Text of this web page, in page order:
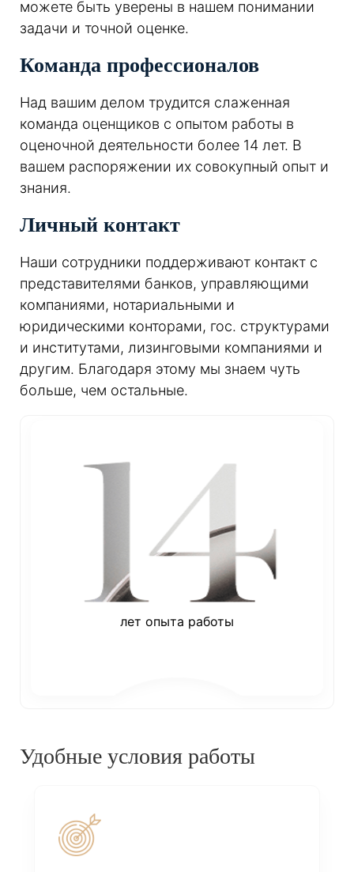
можете быть уверены в нашем понимании
задачи и точной оценке.
Команда профессионалов
Над вашим делом трудится слаженная
команда оценщиков с опытом работы в
оценочной деятельности более 14 лет. В
вашем распоряжении их совокупный опыт и
знания.
Личный контакт
Наши сотрудники поддерживают контакт с
представителями банков, управляющими
компаниями, нотариальными и
юридическими конторами, гос. структурами
и институтами, лизинговыми компаниями и
другим. Благодаря этому мы знаем чуть
больше, чем остальные.
лет опыта работы
Удобные условия работы